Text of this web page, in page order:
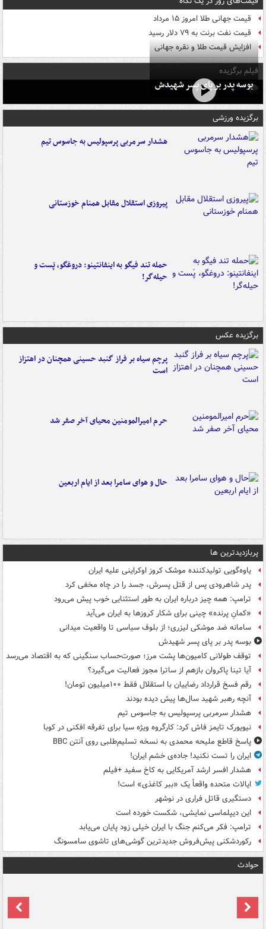
قیمت جهانی طلا امروز ۱۵ مرداد
قیمت نفت برنت به ۷۹ دلار رسید
افزایش قیمت طلا و نقره جهانی
فیلم برگزیده
بوسه‌ پدر بر پای پسر شهیدش
برگزیده ورزشی
هشدار سرمربی پرسپولیس به جاسوس تیم
پیروزی استقلال مقابل همنام خوزستانی
حمله تند فیگو به اینفانتینو: دروغگو، پَست‌ و
حیله‌گر!
برگزیده عکس
پرچم سیاه بر فراز گنبد حسینی همچنان در اهتزاز
است
حرم امیرالمومنین محیای آخر صفر شد
حال و هوای سامرا بعد از ایام اربعین
پربازدیدترین ها
یاوه‌گویی تولیدکننده موشک کروز اوکراینی علیه ایران
پدر شاهرودی پس از قتل پسرش، جسد را در چاه مخفی کرد
ترامپ: همه چیز درباره ایران به طور استثنایی خوب پیش می‌رود
«کمانِ پرنده» چینی برای شکار کروزها به ایران می‌آید
سامانه ضد موشکی لیزری؛ از بلوف سیاسی تا واقعیت میدانی
بوسه‌ پدر بر پای پسر شهیدش
توقف طولانی کامیون‌ها پشت مرز؛ صورت‌حساب سنگینی که به اقتصاد می‌رسد
آیا تینا پاکروان بازهم از ساترا مجوز فعالیت می‌گیرد؟
رقم فسخ قرارداد رضاییان با استقلال فقط ۱۰۰میلیون تومان!
آنچه رهبر شهید سال‌ها پیش دیده بودند
هشدار سرمربی پرسپولیس به جاسوس تیم
نیویورک تایمز فاش کرد: کارگروه ویژه سیا برای تفرقه افکنی در کوبا
پاسخ قاطع ملیحه محمدی به نسخه تسلیم‌طلبی روی آنتن BBC
ایران را تست نکنید! جاده‌ی خشم ایران!
هشدار افسر ارشد آمریکایی به کاخ سفید +فیلم
ایالات متحده واقعاً یک «ببر کاغذی» است!
دستگیری قاتل فراری در نوشهر
این دیپلماسی نمایشی، شکست خورده است
ترامپ: فکر می‌کنم جنگ با ایران خیلی زود پایان می‌یابد
رکوردشکنی پیش‌فروش جدیدترین گوشی‌های تاشوی سامسونگ
حوادث